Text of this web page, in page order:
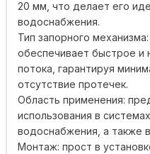
20 мм, что делает его
водоснабжения.
Тип запорного
обеспечивает быстрое
потока, гарантируя
отсутствие протечек.
Область применения:
использования в
водоснабжения, а также
Монтаж: прост в